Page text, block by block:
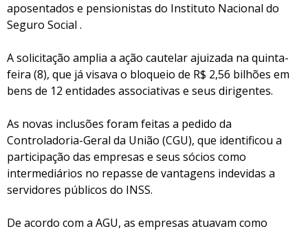
aposentados e pensionistas do Instituto Nacional do
Seguro Social .
A solicitação amplia a ação cautelar ajuizada na quinta-
feira (8), que já visava o bloqueio de R$ 2,56 bilhões em
bens de 12 entidades associativas e seus dirigentes.
As novas inclusões foram feitas a pedido da
Controladoria-Geral da União (CGU), que identificou a
participação das empresas e seus sócios como
intermediários no repasse de vantagens indevidas a
servidores públicos do INSS.
De acordo com a AGU, as empresas atuavam como